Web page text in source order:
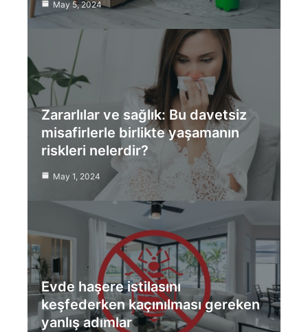
May 5, 2024
Zararlılar ve sağlık: Bu davetsiz
misafirlerle birlikte yaşamanın
riskleri nelerdir?
May 1, 2024
Evde haşere istilasını
keşfederken kaçınılması gereken
yanlış adımlar